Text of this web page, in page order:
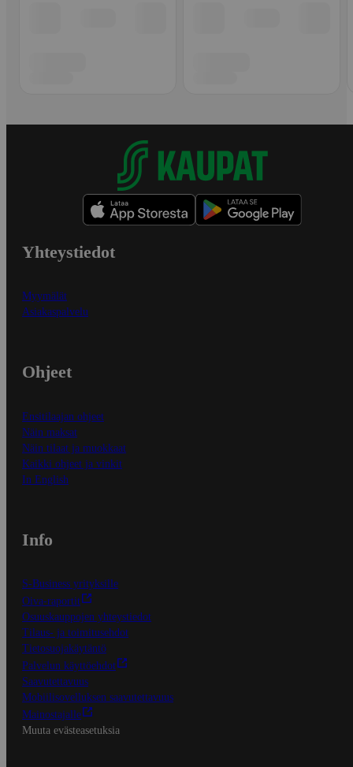
Yhteystiedot
Myymälät
Asiakaspalvelu
Ohjeet
Ensitilaajan ohjeet
Näin maksat
Näin tilaat ja muokkaat
Kaikki ohjeet ja vinkit
In English
Info
S-Business yrityksille
Oiva-raportit
Osuuskauppojen yhteystiedot
Tilaus- ja toimitusehdot
Tietosuojakäytäntö
Palvelun käyttöehdot
Saavutettavuus
Mobiilisovelluksen saavutettavuus
Mainostajalle
Muuta evästeasetuksia